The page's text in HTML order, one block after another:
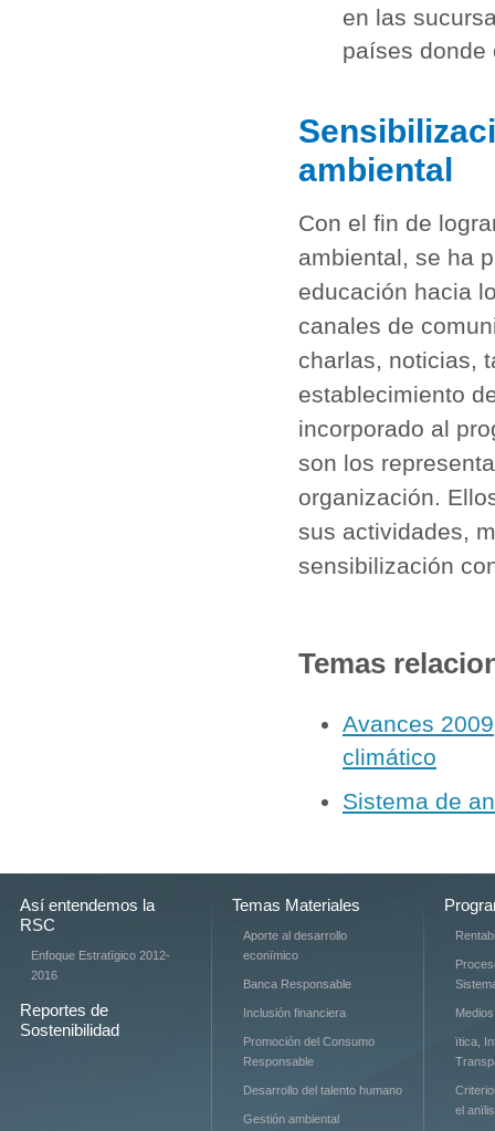
en las
países donde
ambiental
Con el fin de
ambiental, se ha
educación hacia
canales de
charlas, noticias,
establecimiento
incorporado al
son los
organización.
sus actividades,
sensibilización
Temas
Avances
climático
Sistema de
Así entendemos la
RSC
Enfoque Estratïgico 2012-
2016
Reportes de
Sostenibilidad
Temas Materiales
Aporte al desarrollo
econïmico
Banca Responsable
Inclusión financiera
Promoción del Consumo
Responsable
Desarrollo del talento humano
Gestión ambiental
ïtica,
el